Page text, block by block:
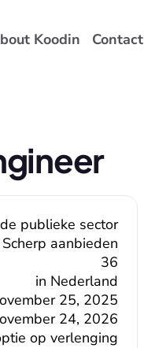
Koodin Contact
25, 2025
24, 2026
op verlenging
publieke sector
Scherp aanbieden
36
in Nederland